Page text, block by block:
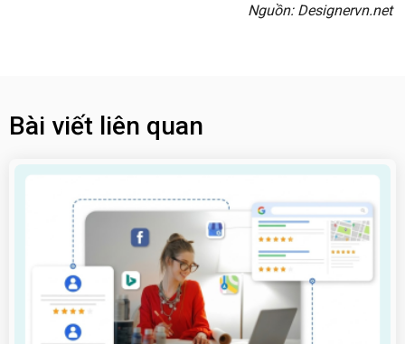
Nguồn: Designervn.net
Bài viết liên quan